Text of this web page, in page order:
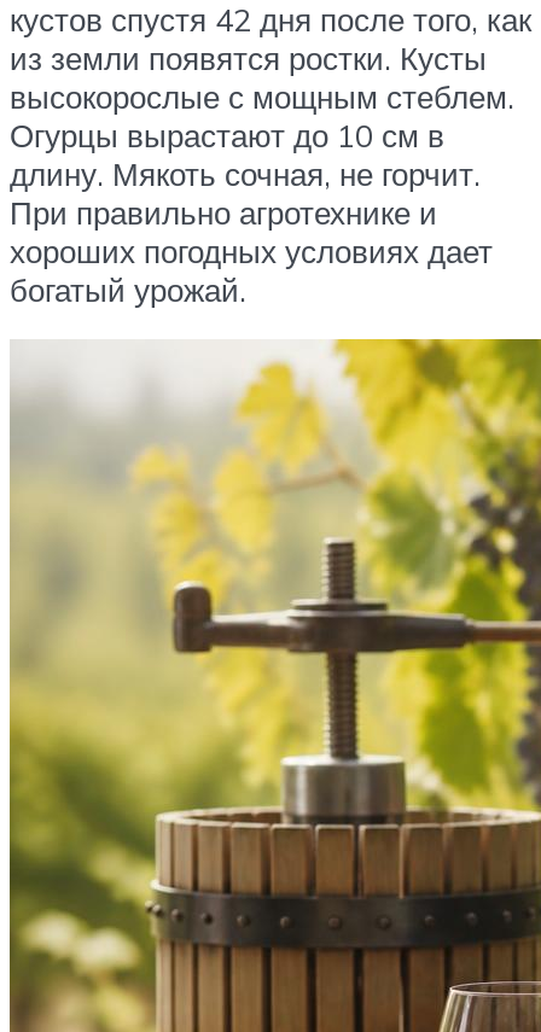
кустов спустя 42 дня после того, как
из земли появятся ростки. Кусты
высокорослые с мощным стеблем.
Огурцы вырастают до 10 см в
длину. Мякоть сочная, не горчит.
При правильно агротехнике и
хороших погодных условиях дает
богатый урожай.